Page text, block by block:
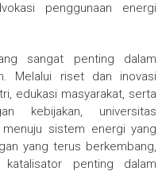
penggunaan energi
sangat penting dalam
Melalui riset dan inovasi
edukasi masyarakat, serta
kebijakan, universitas
sistem energi yang
yang terus berkembang,
penting dalam